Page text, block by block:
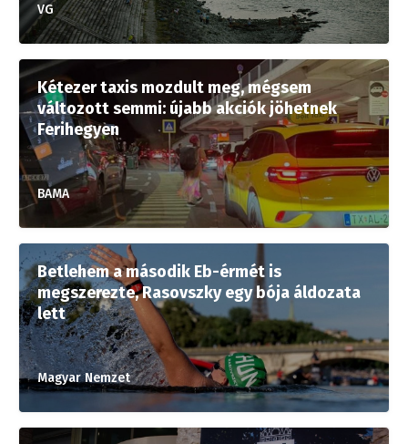
VG
Kétezer taxis mozdult meg, mégsem
változott semmi: újabb akciók jöhetnek
Ferihegyen
BAMA
Betlehem a második Eb-érmét is
megszerezte, Rasovszky egy bója áldozata
lett
Magyar Nemzet